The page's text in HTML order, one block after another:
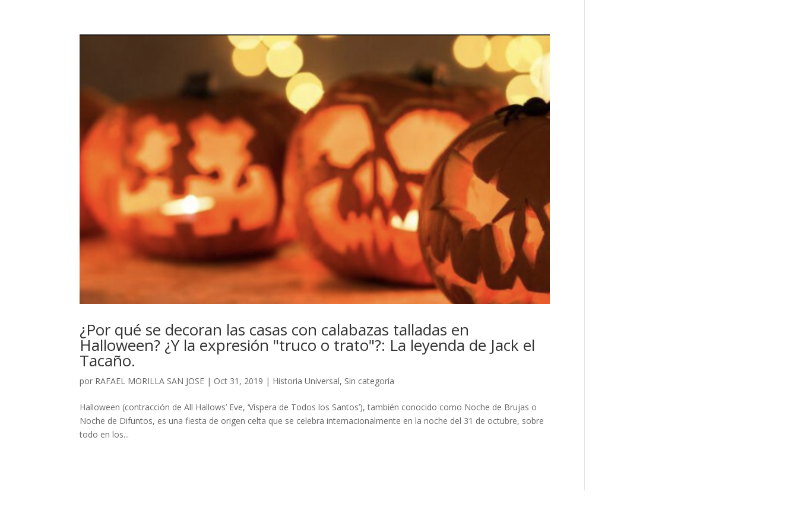
¿Por qué se decoran las casas con calabazas talladas en
Halloween? ¿Y la expresión "truco o trato"?: La leyenda de Jack el
Tacaño.
por RAFAEL MORILLA SAN JOSE | Oct 31, 2019 | Historia Universal, Sin categoría
Halloween (contracción de All Hallows’ Eve, ‘Víspera de Todos los Santos’), también conocido como Noche de Brujas o
Noche de Difuntos, es una fiesta de origen celta que se celebra internacionalmente en la noche del 31 de octubre, sobre
todo en los...